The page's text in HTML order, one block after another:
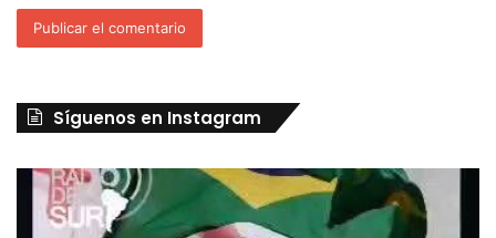
Síguenos en Instagram